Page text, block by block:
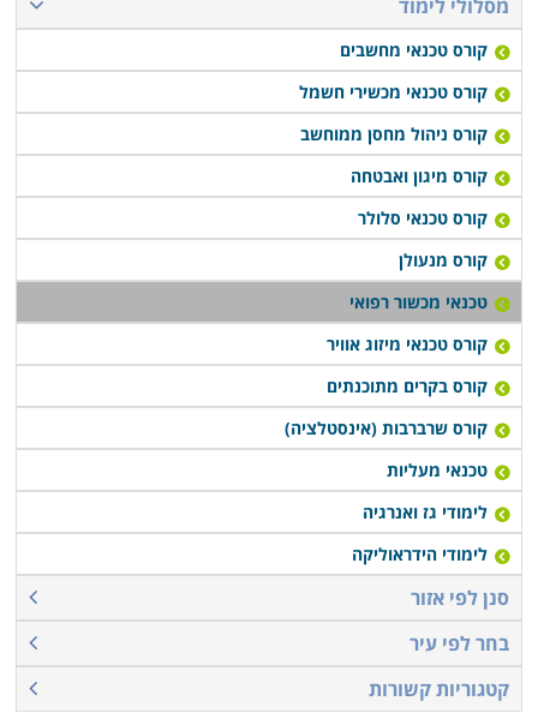
להשתלב במערכות הבריאות הפרטיות והציבוריות השונות,
אפשרויות התעסוקה בתחום הן רבות ומגוונות, שכן ניתן גם
לעסוק בשיווק של מכשור, ולעבור להיבט השיווקי בתחום זה.
בחלק ממוסדות הלימוד גם קיימת מערכת השמת כוח אדם,
ובסיום הקורס מסייעים לתלמידים למצוא מקום תעסוקה
הולם עם שכר גבוה. זהו מקצוע מבוקש, ובכל מערכת
בריאות יש צורך באנשי טכנולוגיה להפעלת המכשור
המקצועי. לימודי קורס טכנאי מכשור רפואי, מתקיימים
במספר מקומות לימוד ברחבי הארץ: חיפה, תל אביב, רמת –
גן, כפר סבא, נתניה ובעוד מקומות לימוד רבים נוספים
אחרים, כך שכל אחד יוכל למצוא קורס זה בקרבת מגוריו.
מסלולי לימוד
קורס טכנאי מחשבים
קורס טכנאי מכשירי חשמל
קורס ניהול מחסן ממוחשב
קורס מיגון ואבטחה
קורס טכנאי סלולר
קורס מנעולן
טכנאי מכשור רפואי
קורס טכנאי מיזוג אוויר
קורס בקרים מתוכנתים
קורס שרברבות (אינסטלציה)
טכנאי מעליות
לימודי גז ואנרגיה
לימודי הידראוליקה
סנן לפי אזור
בחר לפי עיר
קטגוריות קשורות